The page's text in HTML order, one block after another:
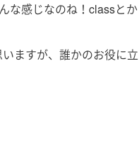
な感じなのね！classとか
ますが、誰かのお役に立